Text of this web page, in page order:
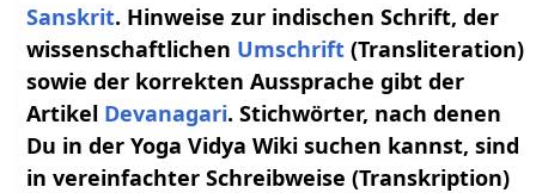
Sanskrit. Hinweise zur indischen Schrift, der
wissenschaftlichen Umschrift (Transliteration)
sowie der korrekten Aussprache gibt der
Artikel Devanagari. Stichwörter, nach denen
Du in der Yoga Vidya Wiki suchen kannst, sind
in vereinfachter Schreibweise (Transkription)